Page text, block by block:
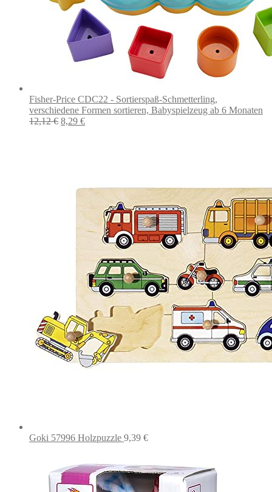
Fisher-Price CDC22 - Sortierspaß-Schmetterling,
verschiedene Formen sortieren, Babyspielzeug ab 6 Monaten
12,12€ Ursprünglicher
8,29 €Aktueller
Goki 57996 Holzpuzzle 9,39 €